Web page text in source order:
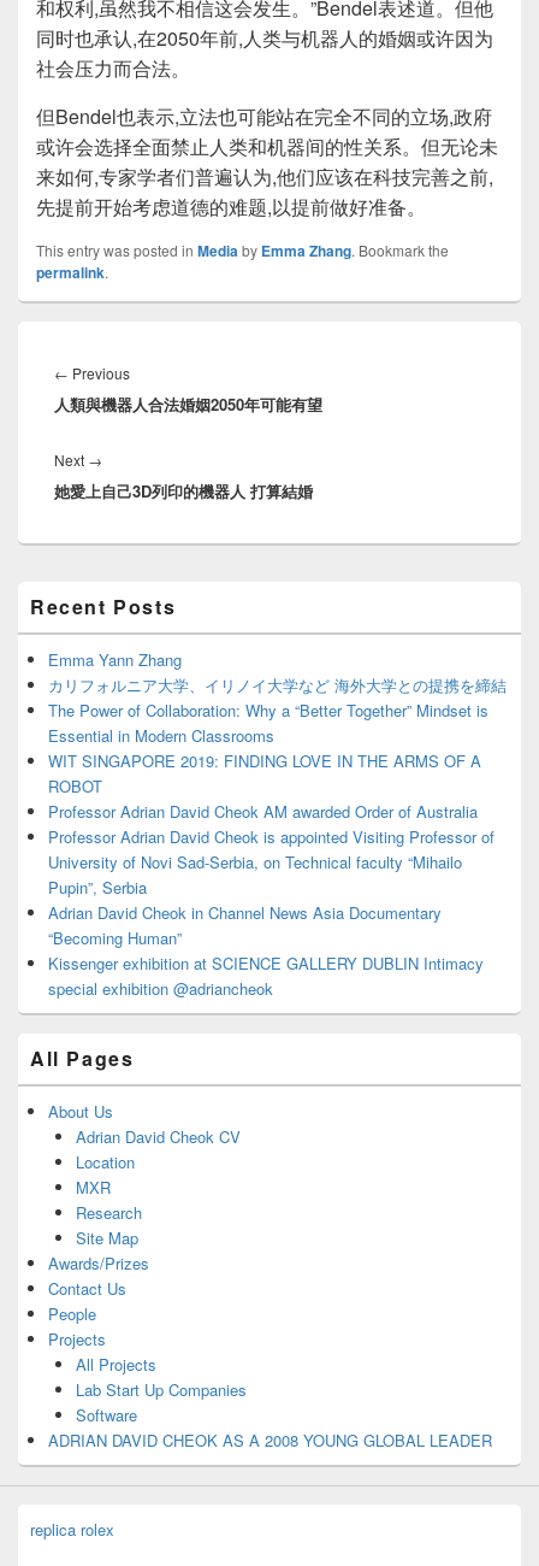
和权利,虽然我不相信这会发生。”Bendel表述道。但他
同时也承认,在2050年前,人类与机器人的婚姻或许因为
社会压力而合法。
但Bendel也表示,立法也可能站在完全不同的立场,政府
或许会选择全面禁止人类和机器间的性关系。但无论未
来如何,专家学者们普遍认为,他们应该在科技完善之前,
先提前开始考虑道德的难题,以提前做好准备。
This entry was posted in Mediaby Emma Zhang. Bookmark the
permalink.
navigation
← PreviousPrevious
post:
人類與機器人合法婚姻2050年可能有望
Next →
post:
她愛上自己3D列印的機器人 打算結婚
Sidebar
Widget
Area
Recent Posts
Emma Yann Zhang
カリフォルニア大学、イリノイ大学など 海外大学との提携を締結
The Power of Collaboration: Why a “Better Together” Mindset is
Essential in Modern Classrooms
WIT SINGAPORE 2019: FINDING LOVE IN THE ARMS OF A
ROBOT
Professor Adrian David Cheok AM awarded Order of Australia
Professor Adrian David Cheok is appointed Visiting Professor of
University of Novi Sad-Serbia, on Technical faculty “Mihailo
Pupin”, Serbia
Adrian David Cheok in Channel News Asia Documentary
“Becoming Human”
Kissenger exhibition at SCIENCE GALLERY DUBLIN Intimacy
special exhibition @adriancheok
All Pages
About Us
Adrian David Cheok CV
Location
MXR
Research
Site Map
Awards/Prizes
Contact Us
People
Projects
All Projects
Lab Start Up Companies
Software
ADRIAN DAVID CHEOK AS A 2008 YOUNG GLOBAL LEADER
replica rolex